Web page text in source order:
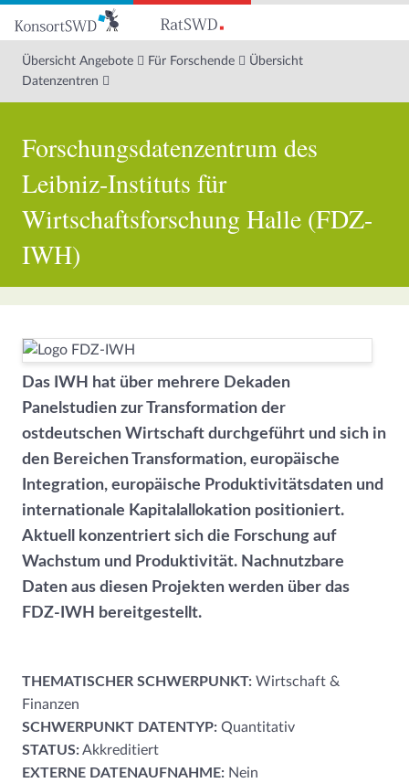
Hauptinhalt
Übersicht Angebote Für Forschende
Übersicht
Datenzentren
Forschungsdatenzentrum des
Leibniz-Instituts für
Wirtschaftsforschung Halle (FDZ-
IWH)
Das IWH hat über mehrere Dekaden
Panelstudien zur Transformation der
ostdeutschen Wirtschaft durchgeführt und sich in
den Bereichen Transformation, europäische
Integration, europäische Produktivitätsdaten und
internationale Kapitalallokation positioniert.
Aktuell konzentriert sich die Forschung auf
Wachstum und Produktivität. Nachnutzbare
Daten aus diesen Projekten werden über das
FDZ-IWH bereitgestellt.
THEMATISCHER SCHWERPUNKT: Wirtschaft &
Finanzen
SCHWERPUNKT DATENTYP: Quantitativ
STATUS:Akkreditiert
EXTERNE DATENAUFNAHME: Nein